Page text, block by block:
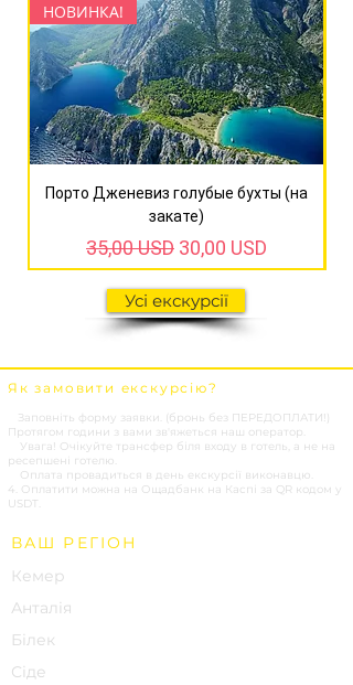
НОВИНКА!
Порто Дженевиз голубые бухты (на
закате)
Звичайна ціна
35,00 USD За розпродажем
30,00 USD
Усі екскурсії
Як замовити екскурсію?
Заповніть форму заявки. (бронь без ПЕРЕДОПЛАТИ!)
Протягом години з вами зв'яжеться наш оператор.
Увага! Очікуйте трансфер біля входу в готель, а не на
ресепшені готелю.
Оплата провадиться в день екскурсії виконавцю.
4. Оплатити можна на Ощадбанк на Каспі за QR кодом у
USDT.
ВАШ РЕГІОН
Кемер
Анталія
Білек
Сіде